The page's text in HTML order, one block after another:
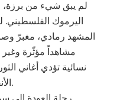
لم يبق شيء من برزة،
اليرموك الفلسطيني.
المشهد رمادي، مغبرّ
مشاهداً مؤثّرة
نسائية تؤدي أغاني
الأنقاض، تنثر ضوءاً خاصاً على جولتهم.